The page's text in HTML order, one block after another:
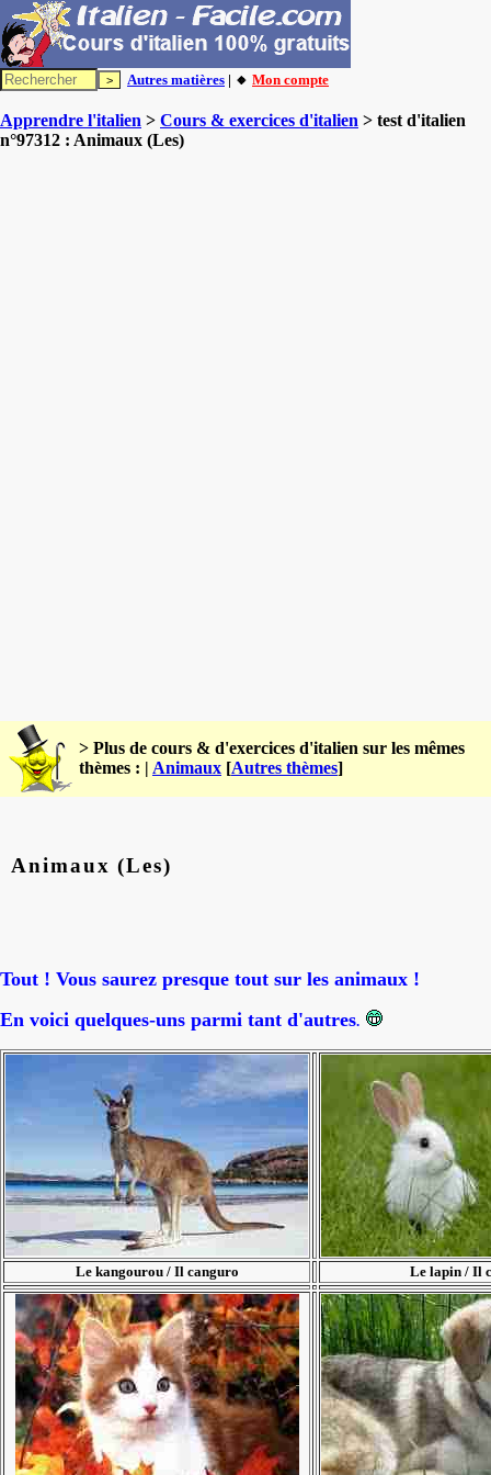
Autres matières | 🔸 Mon compte
Apprendre l'italien > Cours & exercices d'italien > test d'italien
n°97312 : Animaux (Les)
> Plus de cours & d'exercices d'italien sur les mêmes
thèmes : | Animaux [Autres thèmes]
Animaux (Les)
Tout ! Vous saurez presque tout sur les animaux !
En voici quelques-uns parmi tant d'autres.
Le kangourou / Il canguro Le lapin / Il